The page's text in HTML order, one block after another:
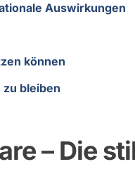
Auswirkungen
können
zu bleiben
– Die